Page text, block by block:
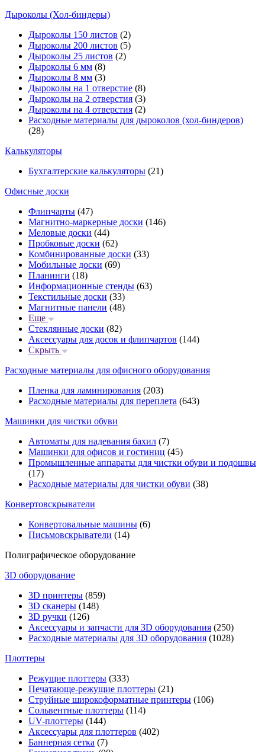
Дыроколы (Хол-биндеры)
Дыроколы 150 листов (2)
Дыроколы 200 листов (5)
Дыроколы 25 листов (2)
Дыроколы 6 мм (8)
Дыроколы 8 мм (3)
Дыроколы на 1 отверстие (8)
Дыроколы на 2 отверстия (3)
Дыроколы на 4 отверстия (2)
Расходные материалы для дыроколов (хол-биндеров)
(28)
Калькуляторы
Бухгалтерские калькуляторы (21)
Офисные доски
Флипчарты (47)
Магнитно-маркерные доски (146)
Меловые доски (44)
Пробковые доски (62)
Комбинированные доски (33)
Мобильные доски (69)
Планинги (18)
Информационные стенды (63)
Текстильные доски (33)
Магнитные панели (48)
Еще
Стеклянные доски (82)
Аксессуары для досок и флипчартов (144)
Скрыть
Расходные материалы для офисного оборудования
Пленка для ламинирования (203)
Расходные материалы для переплета (643)
Машинки для чистки обуви
Автоматы для надевания бахил (7)
Машинки для офисов и гостиниц (45)
Промышленные аппараты для чистки обуви и подошвы
(17)
Расходные материалы для чистки обуви (38)
Конвертовскрыватели
Конвертовальные машины (6)
Письмовскрыватели (14)
Полиграфическое оборудование
3D оборудование
3D принтеры (859)
3D сканеры (148)
3D ручки (126)
Аксессуары и запчасти для 3D оборудования (250)
Расходные материалы для 3D оборудования (1028)
Плоттеры
Режущие плоттеры (333)
Печатающе-режущие плоттеры (21)
Струйные широкоформатные принтеры (106)
Сольвентные плоттеры (114)
UV-плоттеры (144)
Аксессуары для плоттеров (402)
Баннерная сетка (7)